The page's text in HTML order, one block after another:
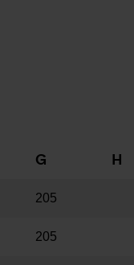
G H
205
205